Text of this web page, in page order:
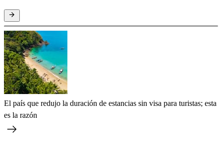
El país que redujo la duración de estancias sin visa para turistas; esta
es la razón